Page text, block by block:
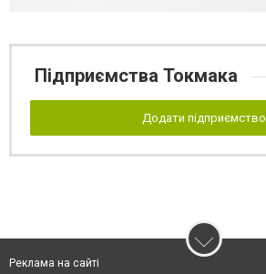
Підприємства Токмака
Додати підприємство
Реклама на сайті